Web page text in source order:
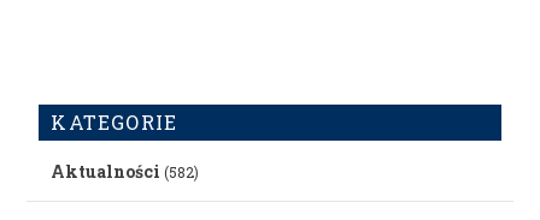
KATEGORIE
Aktualności (582)